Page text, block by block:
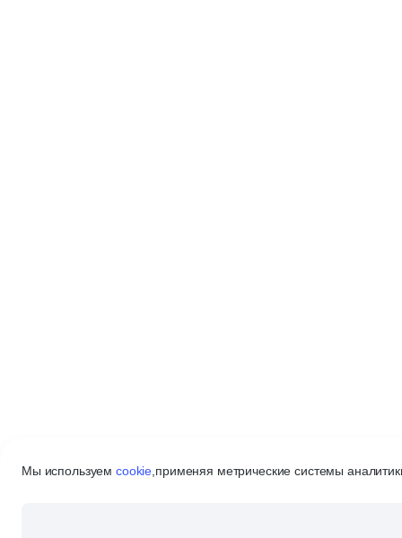
Мы используемcookie применяя метрические системы